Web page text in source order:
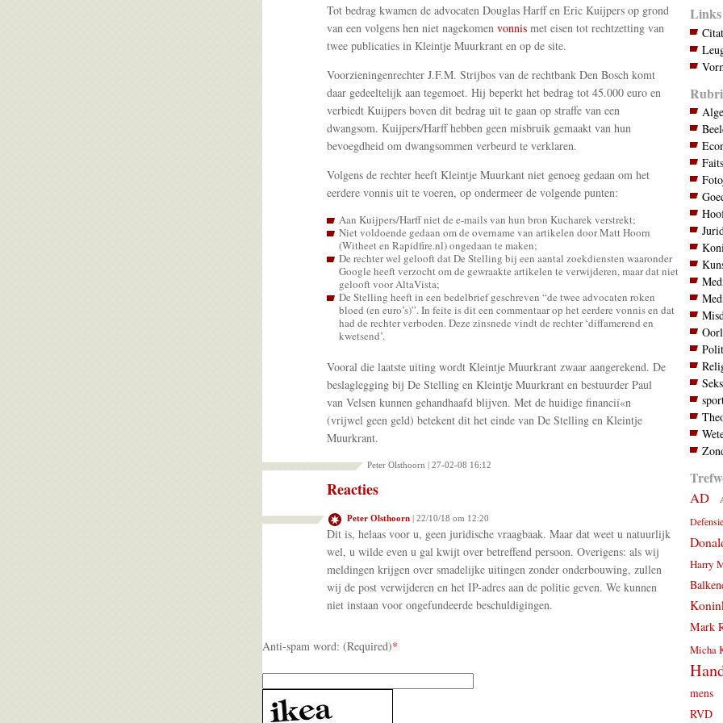
Tot bedrag kwamen de advocaten Douglas Harff en Eric Kuijpers op grond
van een volgens hen niet nagekomen vonnismet eisen tot rechtzetting van
twee publicaties in Kleintje Muurkrant en op de site.
Voorzieningenrechter J.F.M. Strijbos van de rechtbank Den Bosch komt
daar gedeeltelijk aan tegemoet. Hij beperkt het bedrag tot 45.000 euro en
verbiedt Kuijpers boven dit bedrag uit te gaan op straffe van een
dwangsom. Kuijpers/Harff hebben geen misbruik gemaakt van hun
bevoegdheid om dwangsommen verbeurd te verklaren.
Volgens de rechter heeft Kleintje Muurkant niet genoeg gedaan om het
eerdere vonnis uit te voeren, op ondermeer de volgende punten:
Aan Kuijpers/Harff niet de e-mails van hun bron Kucharek verstrekt;
Niet voldoende gedaan om de overname van artikelen door Matt Hoorn
(Witheet en Rapidfire.nl) ongedaan te maken;
De rechter wel gelooft dat De Stelling bij een aantal zoekdiensten waaronder
Google heeft verzocht om de gewraakte artikelen te verwijderen, maar dat niet
gelooft voor AltaVista;
De Stelling heeft in een bedelbrief geschreven “de twee advocaten roken
bloed (en euro’s)”. In feite is dit een commentaar op het eerdere vonnis en dat
had de rechter verboden. Deze zinsnede vindt de rechter ‘diffamerend en
kwetsend’.
Vooral die laatste uiting wordt Kleintje Muurkrant zwaar aangerekend. De
beslaglegging bij De Stelling en Kleintje Muurkrant en bestuurder Paul
van Velsen kunnen gehandhaafd blijven. Met de huidige financií«n
(vrijwel geen geld) betekent dit het einde van De Stelling en Kleintje
Muurkrant.
Peter Olsthoorn | 27-02-08 16:12
Reacties
Peter Olsthoorn| 22/10/18 om 12:20
Dit is, helaas voor u, geen juridische vraagbaak. Maar dat weet u natuurlijk
wel, u wilde even u gal kwijt over betreffend persoon. Overigens: als wij
meldingen krijgen over smadelijke uitingen zonder onderbouwing, zullen
wij de post verwijderen en het IP-adres aan de politie geven. We kunnen
niet instaan voor ongefundeerde beschuldigingen.
Anti-spam word: (Required)*
Links
Seks
AD
Defensie
Harry
Mark
Micha
mens
RVD